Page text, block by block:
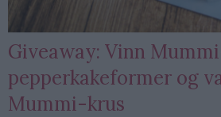
Giveaway: Vinn
pepperkakeformer og
Mummi-krus